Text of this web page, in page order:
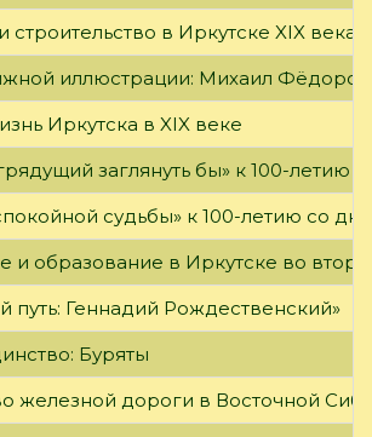
строительство в Иркутске XIX века
иллюстрации: Михаил Фёдоров
Иркутска в XIX веке
заглянуть бы» к 100-летию
судьбы» к 100-летию со
образование в Иркутске во
путь: Геннадий Рождественский»
Буряты
железной дороги в Восточной